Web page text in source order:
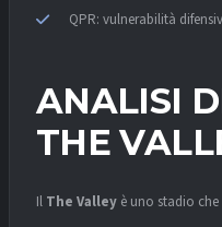
QPR: vulnerabilità
ANALISI
THE
Il The Valley è uno stadio